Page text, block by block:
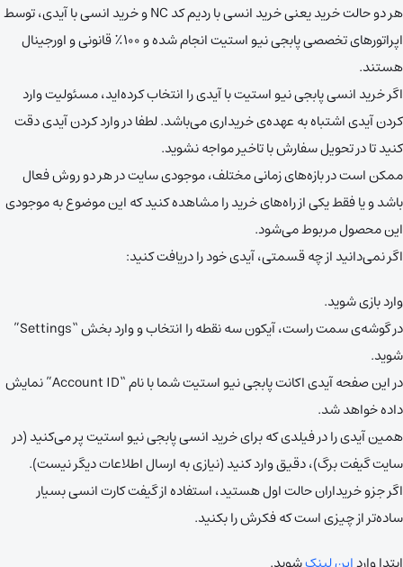
هر دو حالت خرید یعنی خرید انسی با ردیم کد NC و خرید انسی با آیدی، توسط
اپراتورهای تخصصی پابجی نیو استیت انجام شده و ۱۰۰٪ قانونی و اورجینال
هستند.
اگر خرید انسی پابجی نیو استیت با آیدی را انتخاب کرده‌اید، مسئولیت وارد
کردن آیدی اشتباه به عهده‌ی خریداری می‌باشد. لطفا در وارد کردن آیدی دقت
کنید تا در تحویل سفارش با تاخیر مواجه نشوید.
ممکن است در بازه‌های زمانی مختلف، موجودی سایت در هر دو روش فعال
باشد و یا فقط یکی از راه‌های خرید را مشاهده کنید که این موضوع به موجودی
این محصول مربوط می‌شود.
اگر نمی‌دانید از چه قسمتی، آیدی خود را دریافت کنید:‌
وارد بازی شوید.
در گوشه‌ی سمت راست، آیکون سه نقطه را انتخاب و وارد بخش “Settings”
شوید.
در این صفحه آیدی اکانت پابجی نیو استیت شما با نام “Account ID” نمایش
داده خواهد شد.
همین آیدی را در فیلدی که برای خرید انسی پابجی نیو استیت پر می‌کنید (در
سایت گیفت برگ)، دقیق وارد کنید (نیازی به ارسال اطلاعات دیگر نیست).
اگر جزو خریداران حالت اول هستید، استفاده از گیفت کارت انسی بسیار
ساده‌تر از چیزی است که فکرش را بکنید.